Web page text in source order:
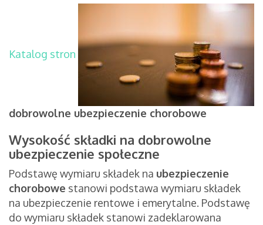
Katalog stron
dobrowolne ubezpieczenie chorobowe
Wysokość składki na dobrowolne
ubezpieczenie społeczne
Podstawę wymiaru składek na ubezpieczenie
chorobowe stanowi podstawa wymiaru składek
na ubezpieczenie rentowe i emerytalne. Podstawę
do wymiaru składek stanowi zadeklarowana